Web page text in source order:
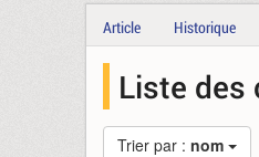
Article Historique
Liste des
Trier par : nom